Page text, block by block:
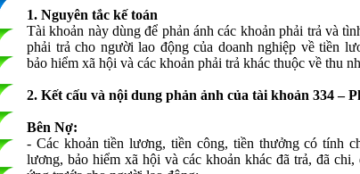
1. Nguyên tắc kế toán
Tài khoản này dùng để phản ánh các khoản phải trả và
phải trả cho người lao động của doanh nghiệp về tiền
bảo hiểm xã hội và các khoản phải trả khác thuộc về thu
2. Kết cấu và nội dung phản ảnh của tài khoản 334 –
Bên Nợ:
- Các khoản tiền lương, tiền công, tiền thưởng có tính
lương, bảo hiểm xã hội và các khoản khác đã trả, đã chi,